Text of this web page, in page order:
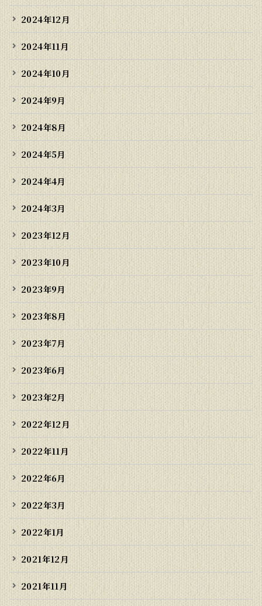
2024年12月
2024年11月
2024年10月
2024年9月
2024年8月
2024年5月
2024年4月
2024年3月
2023年12月
2023年10月
2023年9月
2023年8月
2023年7月
2023年6月
2023年2月
2022年12月
2022年11月
2022年6月
2022年3月
2022年1月
2021年12月
2021年11月